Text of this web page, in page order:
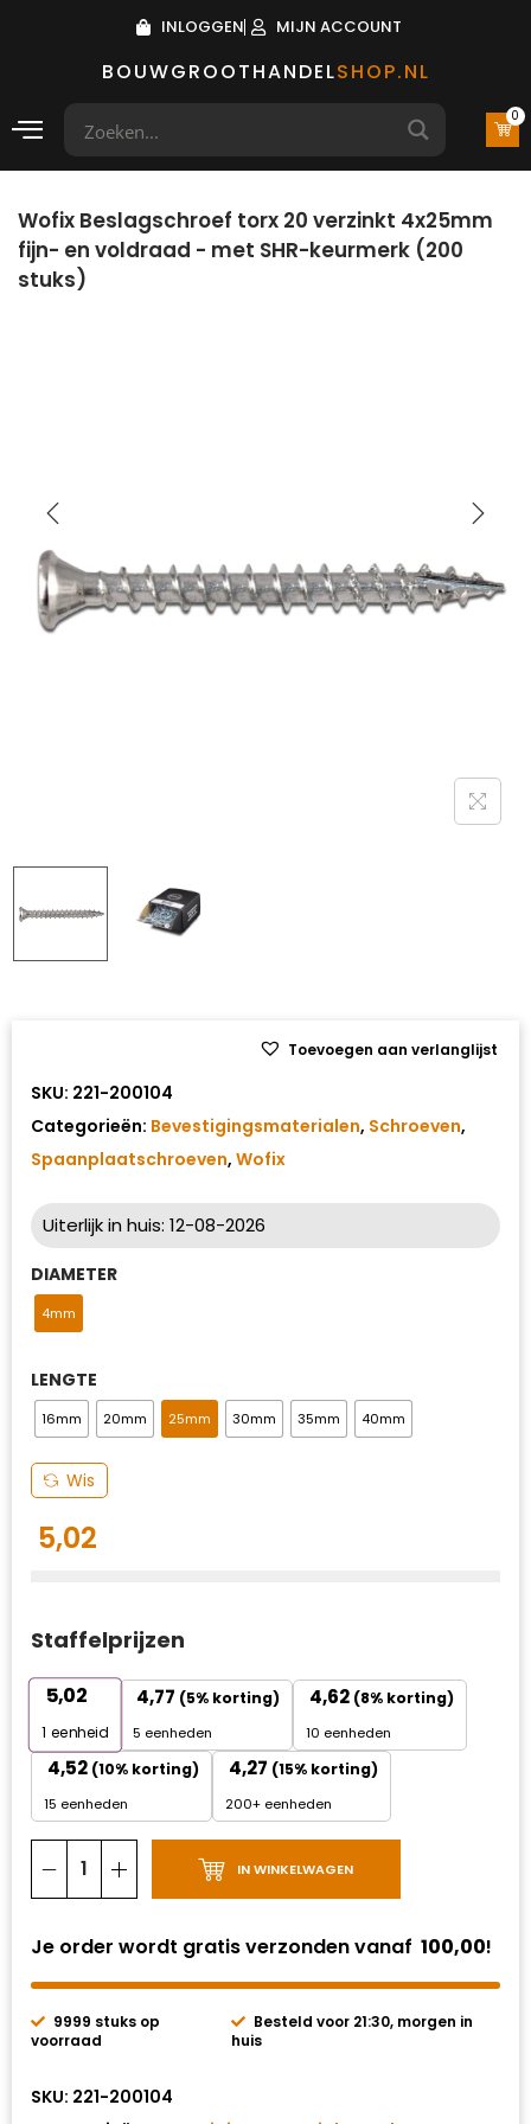
BOUWGROOTHANDELSHOP.NL
INLOGGEN MIJN ACCOUNT
0
Wofix Beslagschroef torx 20 verzinkt 4x25mm
fijn- en voldraad - met SHR-keurmerk (200
stuks)
SKU: 221-200104
Categorieën: Bevestigingsmaterialen, Schroeven,
Spaanplaatschroeven, Wofix
Uiterlijk in huis: 12-08-2026
DIAMETER
4mm
LENGTE
16mm 20mm 25mm 30mm 35mm 40mm
Wis
5,02
Staffelprijzen
5,02
1 eenheid
4,77 (5% korting)
5 eenheden
4,62 (8% korting)
10 eenheden
4,52 (10% korting)
15 eenheden
4,27 (15% korting)
200+ eenheden
Toevoegen aan verlanglijst
IN WINKELWAGEN
Je order wordt gratis verzonden vanaf 100,00!
9999 stuks op
voorraad
Besteld voor 21:30, morgen in
huis
SKU: 221-200104